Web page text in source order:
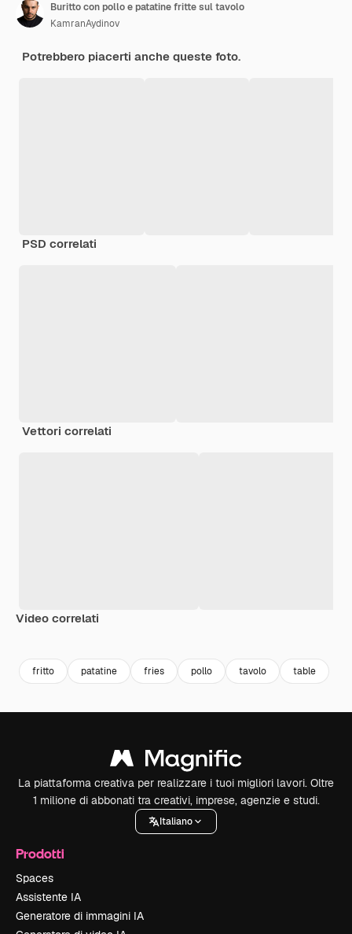
Buritto con pollo e patatine fritte sul tavolo
KamranAydinov
Potrebbero piacerti anche queste foto.
PSD correlati
Vettori correlati
Video correlati
fritto patatine fries pollo tavolo table
La piattaforma creativa per realizzare i tuoi migliori lavori. Oltre
1 milione di abbonati tra creativi, imprese, agenzie e studi.
Italiano
Prodotti
Spaces
Assistente IA
Generatore di immagini IA